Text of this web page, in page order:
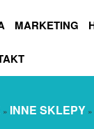
MARKETING
» INNE SKLEPY »